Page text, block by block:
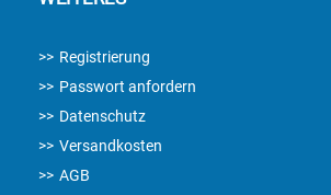
Registrierung
Passwort anfordern
Datenschutz
Versandkosten
AGB